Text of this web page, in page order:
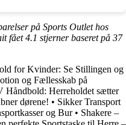
på Sports Outlet hos
fået4.1 stjerner baseret på 37
for Kvinder: Se Stillingen og
og Fællesskab på
Håndbold: Herreholdet sætter
dørene! • Sikker Transport
og Bur• Shakere –